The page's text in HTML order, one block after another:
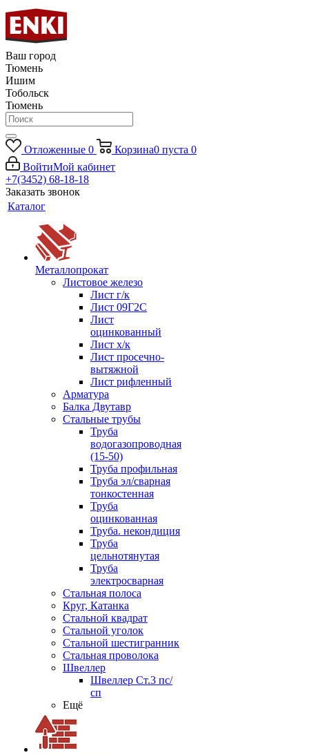
Ваш город
Тюмень
Ишим
Тобольск
Тюмень
Отложенные 0 Корзина0 пуста 0
ВойтиМой кабинет
+7(3452) 68-18-18
Заказать звонок
Каталог
Металлопрокат
Листовое железо
Лист г/к
Лист 09Г2С
Лист
оцинкованный
Лист х/к
Лист просечно-
вытяжной
Лист рифленный
Арматура
Балка Двутавр
Стальные трубы
Труба
водогазопроводная
(15-50)
Труба профильная
Труба эл/сварная
тонкостенная
Труба
оцинкованная
Труба. некондиция
Труба
цельнотянутая
Труба
электросварная
Стальная полоса
Круг, Катанка
Стальной квадрат
Стальной уголок
Стальной шестигранник
Стальная проволока
Швеллер
Швеллер Ст.3 пс/
сп
Ещё